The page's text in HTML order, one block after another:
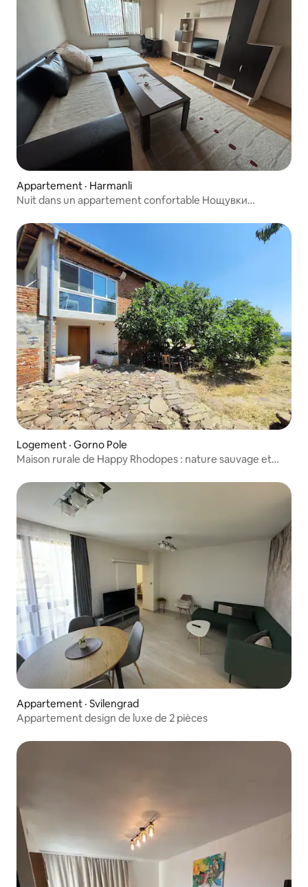
Appartement · Harmanli
Nuit dans un appartement confortable Нощувки
Logement · Gorno Pole
Maison rurale de Happy Rhodopes : nature sauvage et
Appartement · Svilengrad
Appartement design de luxe de 2 pièces